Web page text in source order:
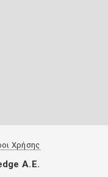
Χρήσης
A.E.